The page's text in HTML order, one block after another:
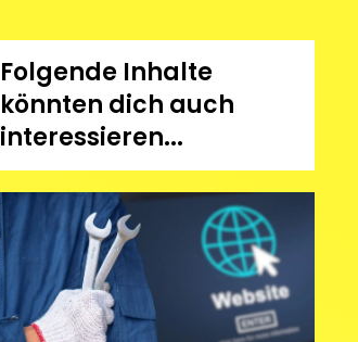
Folgende Inhalte
könnten dich auch
interessieren...